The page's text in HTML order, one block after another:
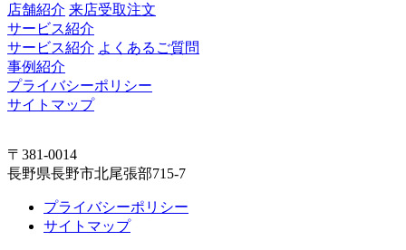
店舗紹介 来店受取注文
サービス紹介
サービス紹介 よくあるご質問
事例紹介
プライバシーポリシー
サイトマップ
〒381-0014
長野県長野市北尾張部715-7
プライバシーポリシー
サイトマップ